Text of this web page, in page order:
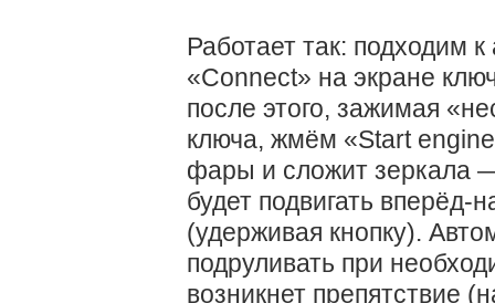
Работает так: подходим
«Connect» на экране
после этого, зажимая
ключа, жмём «Start
фары и сложит зеркала
будет подвигать вперёд-
(удерживая кнопку).
подруливать при
возникнет препятствие